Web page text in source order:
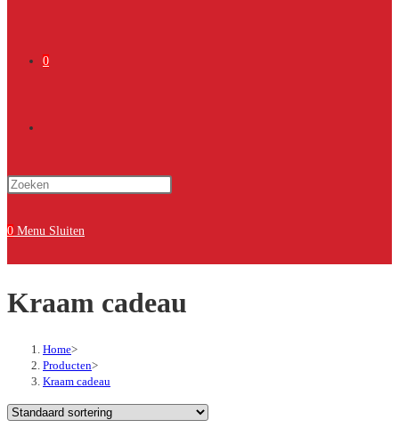
0
site
0 Menu Sluiten
Kraam cadeau
Home>
Producten>
Kraam cadeau